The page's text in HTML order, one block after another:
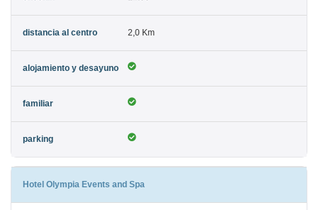
2,0 Km
Hotel Olympia Events and Spa